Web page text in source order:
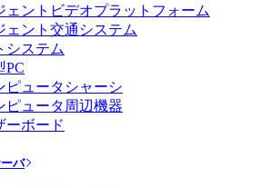
ェントビデオプラットフォーム
ェント交通システム
システム
PC
ピュータシャーシ
ピュータ周辺機器
ーボード
バ